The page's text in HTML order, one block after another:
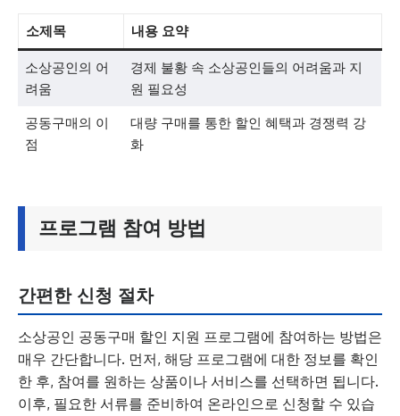
소제목 내용 요약
소상공인의 어
려움
경제 불황 속 소상공인들의 어려움과 지
원 필요성
공동구매의 이
점
대량 구매를 통한 할인 혜택과 경쟁력 강
화
프로그램 참여 방법
간편한 신청 절차
소상공인 공동구매 할인 지원 프로그램에 참여하는 방법은
매우 간단합니다. 먼저, 해당 프로그램에 대한 정보를 확인
한 후, 참여를 원하는 상품이나 서비스를 선택하면 됩니다.
이후, 필요한 서류를 준비하여 온라인으로 신청할 수 있습